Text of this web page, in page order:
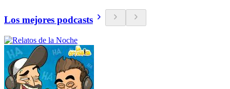
Los mejores podcasts